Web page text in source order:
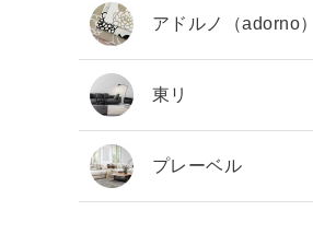
アドルノ（adorno）
東リ
プレーベル